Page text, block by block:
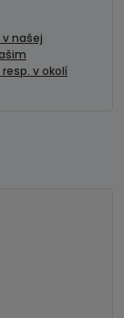
našej
v okolí